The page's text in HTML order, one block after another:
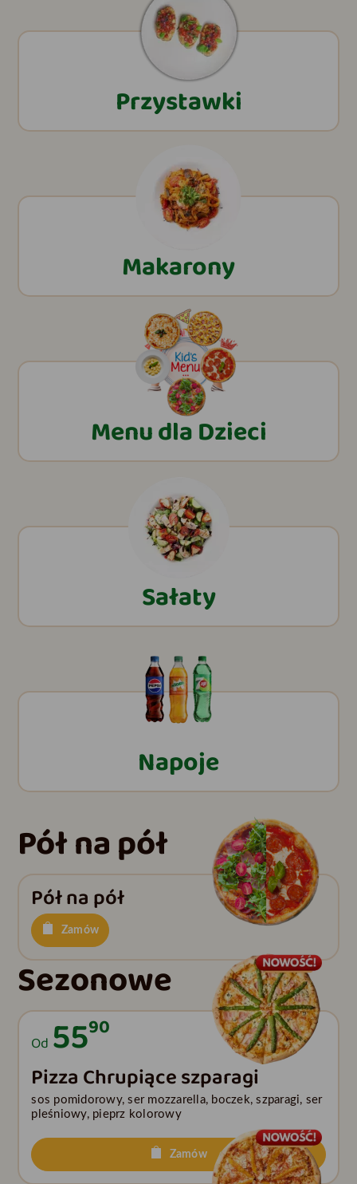
Przystawki
Makarony
Menu dla Dzieci
Sałaty
Napoje
Pół na pół
Pół na pół
Zamów
Sezonowe
Od 5590
Pizza Chrupiące szparagi
sos pomidorowy, ser mozzarella, boczek, szparagi, ser
pleśniowy, pieprz kolorowy
Zamów